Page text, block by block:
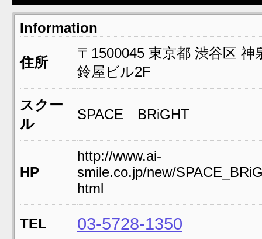
Information
住所
〒1500045 東京都 渋谷区 神
鈴屋ビル2F
スクー
ル
SPACE BRiGHT
HP
http://www.ai-
smile.co.jp/new/
html
TEL 03-5728-1350